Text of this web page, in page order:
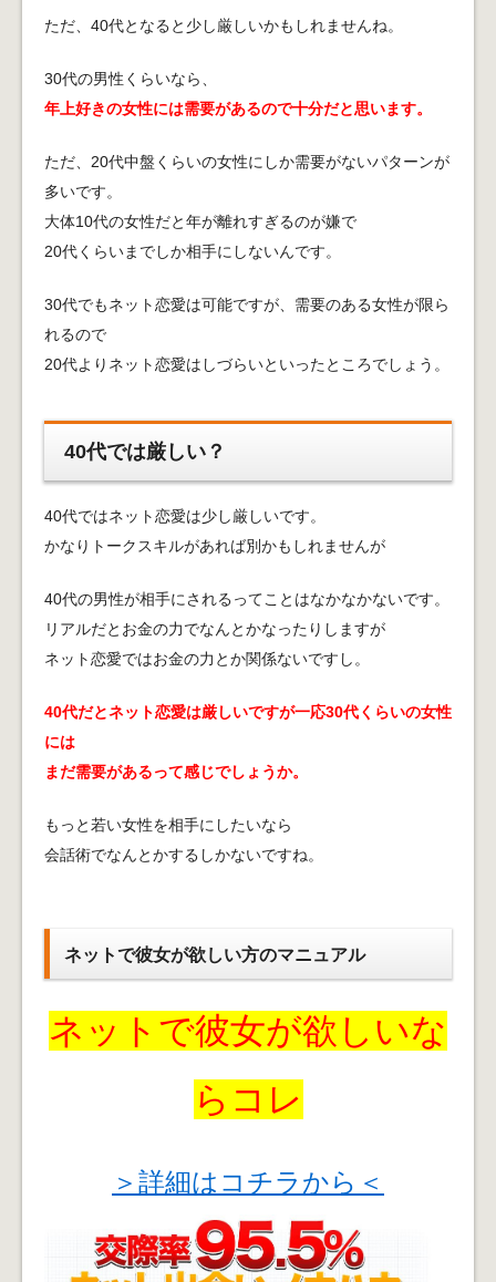
ただ、40代となると少し厳しいかもしれませんね。
30代の男性くらいなら、
年上好きの女性には需要があるので十分だと思います。
ただ、20代中盤くらいの女性にしか需要がないパターンが
多いです。
大体10代の女性だと年が離れすぎるのが嫌で
20代くらいまでしか相手にしないんです。
30代でもネット恋愛は可能ですが、需要のある女性が限ら
れるので
20代よりネット恋愛はしづらいといったところでしょう。
40代では厳しい？
40代ではネット恋愛は少し厳しいです。
かなりトークスキルがあれば別かもしれませんが
40代の男性が相手にされるってことはなかなかないです。
リアルだとお金の力でなんとかなったりしますが
ネット恋愛ではお金の力とか関係ないですし。
40代だとネット恋愛は厳しいですが一応30代くらいの女性
には
まだ需要があるって感じでしょうか。
もっと若い女性を相手にしたいなら
会話術でなんとかするしかないですね。
ネットで彼女が欲しい方のマニュアル
ネットで彼女が欲しいな
らコレ
＞詳細はコチラから＜